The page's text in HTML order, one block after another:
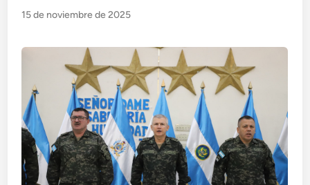
15 de noviembre de 2025